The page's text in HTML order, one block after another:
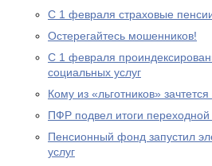
С 1 февраля страховые
Остерегайтесь мошенников!
С 1 февраля
социальных услуг
Кому из «льготников»
ПФР подвел итоги
Пенсионный фонд запустил
услуг